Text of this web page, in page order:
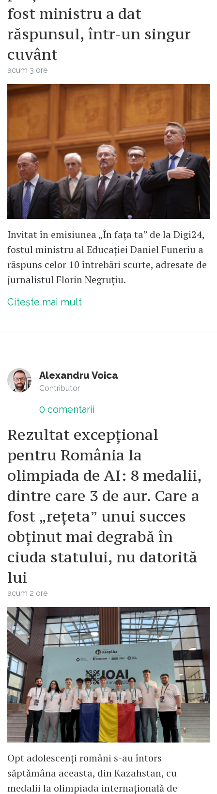
fost ministru a dat
răspunsul, într-un singur
cuvânt
acum 3 ore
Invitat în emisiunea „În fața ta” de la Digi24,
fostul ministru al Educației Daniel Funeriu a
răspuns celor 10 întrebări scurte, adresate de
jurnalistul Florin Negruțiu.
Citește mai mult
Alexandru Voica
Contributor
0 comentarii
Rezultat excepțional
pentru România la
olimpiada de AI: 8 medalii,
dintre care 3 de aur. Care a
fost „rețeta” unui succes
obținut mai degrabă în
ciuda statului, nu datorită
lui
acum 2 ore
Opt adolescenți români s-au întors
săptămâna aceasta, din Kazahstan, cu
medalii la olimpiada internațională de